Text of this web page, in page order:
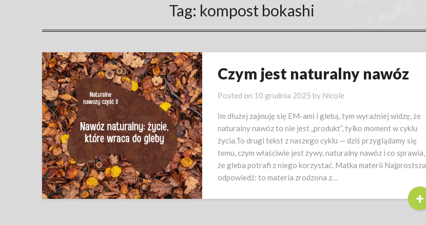
Tag: kompost bokashi
Czym jest naturalny nawóz
Posted on 10 grudnia 2025 by Nicole
Im dłużej zajmuję się EM-ami i glebą, tym wyraźniej widzę, że
naturalny nawóz to nie jest „produkt”, tylko moment w cyklu
życia.To drugi tekst z naszego cyklu — dziś przyglądamy się
temu, czym właściwie jest żywy, naturalny nawóz i co sprawia,
że gleba potrafi z niego korzystać. Matka materii Najprostsza
odpowiedź: to materia zrodzona z…
+